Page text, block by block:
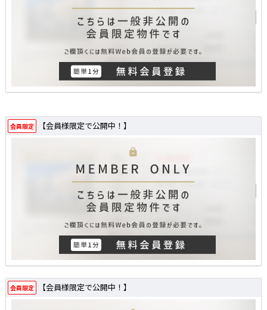
会員限定 【会員様限定で公開中！】
会員限定 【会員様限定で公開中！】